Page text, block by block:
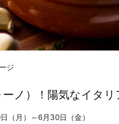
ジ
ノ）！陽気なイタ
（月）～6月30日（金）